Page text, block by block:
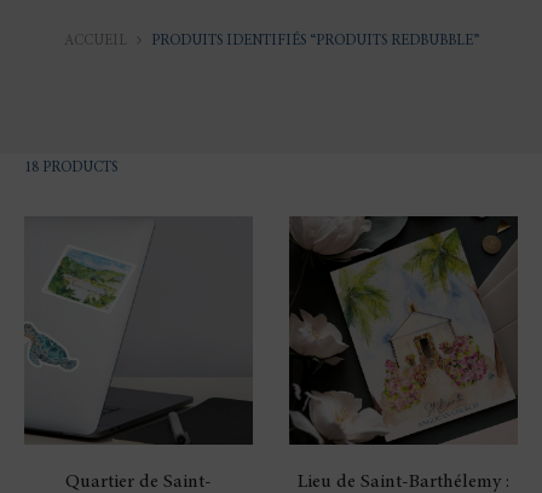
ACCUEIL PRODUITS IDENTIFIÉS “PRODUITS REDBUBBLE”
18 PRODUCTSAFFICHAGE
SUR
18
TRIÉ
PAR
Quartier de Saint-
Lieu de Saint-Barthélemy :